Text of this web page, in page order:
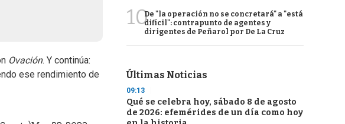
Ovación. Y continúa:
ese rendimiento de
10De "la operación no se concretará" a "está
difícil": contrapunto de agentes y
dirigentes de Peñarol por De La Cruz
Últimas Noticias
09:13
Qué se celebra hoy, sábado 8 de agosto
de 2026: efemérides de un día como hoy